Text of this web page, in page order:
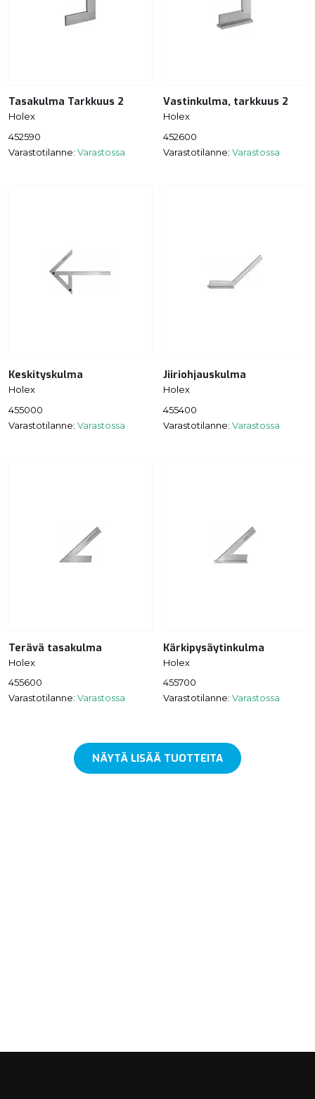
Tasakulma Tarkkuus 2
Holex
452590
Varastotilanne: Varastossa
Vastinkulma, tarkkuus 2
Holex
452600
Varastotilanne: Varastossa
Keskityskulma
Holex
455000
Varastotilanne: Varastossa
Jiiriohjauskulma
Holex
455400
Varastotilanne: Varastossa
Terävä tasakulma
Holex
455600
Varastotilanne: Varastossa
Kärkipysäytinkulma
Holex
455700
Varastotilanne: Varastossa
NÄYTÄ LISÄÄ TUOTTEITA